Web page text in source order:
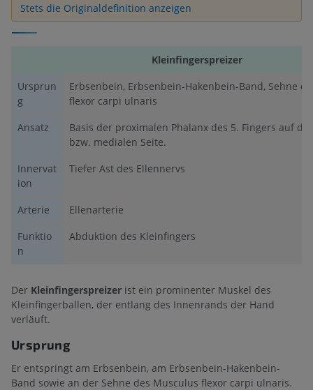
Stets die Originaldefinition anzeigen
Kleinfingerspreizer
Ursprun
g
Erbsenbein, Erbsenbein-Hakenbein-Band, Sehne
flexor carpi ulnaris
Ansatz
Basis der proximalen Phalanx des 5. Fingers auf
bzw. medialen Seite.
Innervat
ion
Tiefer Ast des Ellennervs
Arterie
Ellenarterie
Funktio
n
Abduktion des Kleinfingers
Der Kleinfingerspreizer ist ein prominenter Muskel des
Kleinfingerballen, der entlang des Innenrands der Hand
verläuft.
Ursprung
Er entspringt am Erbsenbein, am Erbsenbein-Hakenbein-
Band sowie an der Sehne des Musculus flexor carpi ulnaris.